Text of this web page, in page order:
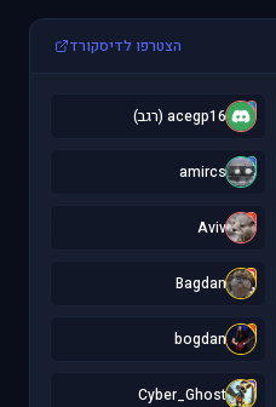
הצטרפו לדיסקורד
a acegp16 (רגב)
a
amircs
A
Aviv
B
Bagdan
b
bogdan
C
Cyber_Ghost